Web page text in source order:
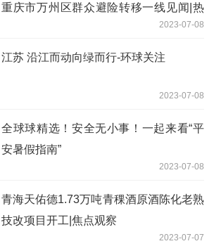
重庆市万州区群众避险转移一线见闻|热
2023-07-08
江苏 沿江而动向绿而行-环球关注
2023-07-08
全球球精选！安全无小事！一起来看“平
安暑假指南”
2023-07-08
青海天佑德1.73万吨青稞酒原酒陈化老熟
技改项目开工|焦点观察
2023-07-07